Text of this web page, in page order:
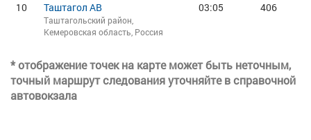
10 Таштагол АВ
Таштагольский район,
Кемеровская область, Россия
03:05 406
* отображение точек на карте может быть неточным,
точный маршрут следования уточняйте в справочной
автовокзала